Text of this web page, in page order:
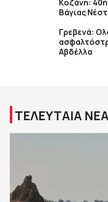
Kοζάνη:
Βάγιας
Γρεβενά:
Αβδέλλα
ΤΕΛΕΥΤΑΙΑ ΝΕΑ